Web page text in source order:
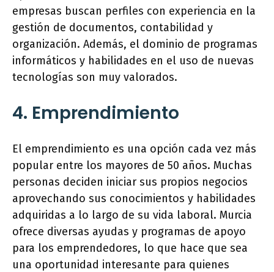
empresas buscan perfiles con experiencia en la
gestión de documentos, contabilidad y
organización. Además, el dominio de programas
informáticos y habilidades en el uso de nuevas
tecnologías son muy valorados.
4. Emprendimiento
El emprendimiento es una opción cada vez más
popular entre los mayores de 50 años. Muchas
personas deciden iniciar sus propios negocios
aprovechando sus conocimientos y habilidades
adquiridas a lo largo de su vida laboral. Murcia
ofrece diversas ayudas y programas de apoyo
para los emprendedores, lo que hace que sea
una oportunidad interesante para quienes